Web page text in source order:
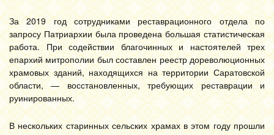
За 2019 год сотрудниками реставрационного отдела по
запросу Патриархии была проведена большая статистическая
работа. При содействии благочинных и настоятелей трех
епархий митрополии был составлен реестр дореволюционных
храмовых зданий, находящихся на территории Саратовской
области, — восстановленных, требующих реставрации и
руинированных.
В нескольких старинных сельских храмах в этом году прошли